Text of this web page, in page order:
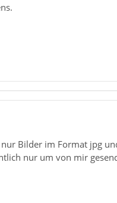
Bilder im Format jpg
nur um von mir